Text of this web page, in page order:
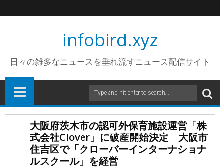
infobird.xyz
日々の雑多なニュースを垂れ流すニュース配信サイト
大阪府茨木市の認可外保育施設運営「株
式会社Clover」に破産開始決定 大阪市
住吉区で「クローバーインターナショナ
ルスクール」を経営